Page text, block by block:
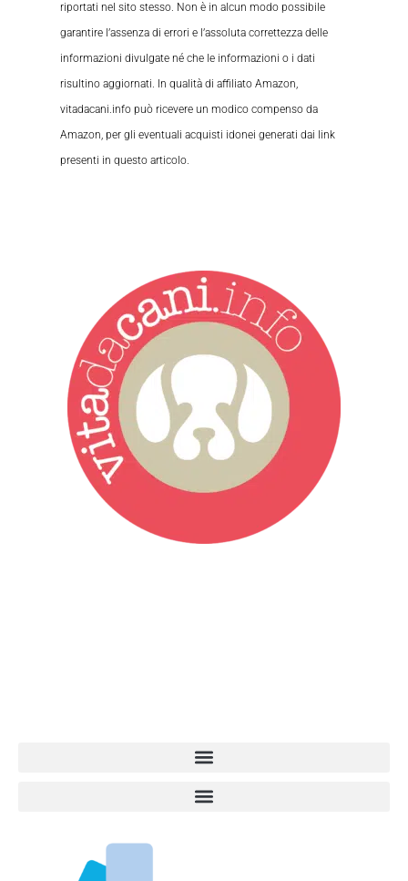
riportati nel sito stesso. Non è in alcun modo possibile
garantire l’assenza di errori e l’assoluta correttezza delle
informazioni divulgate né che le informazioni o i dati
risultino aggiornati. In qualità di affiliato Amazon,
vitadacani.info può ricevere un modico compenso da
Amazon, per gli eventuali acquisti idonei generati dai link
presenti in questo articolo.